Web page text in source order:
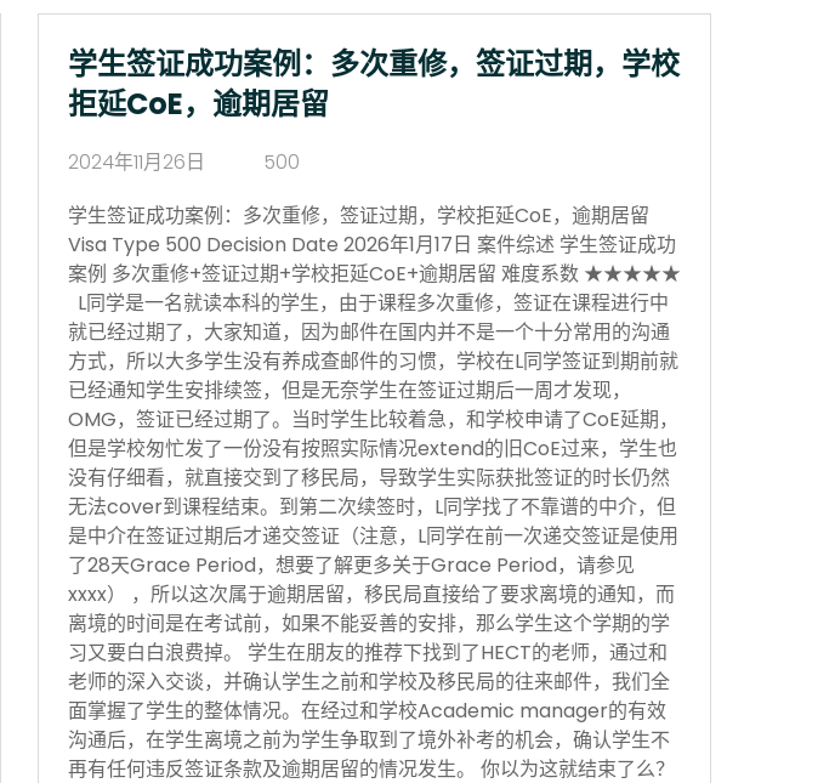
学生签证成功案例：多次重修，签证过期，学校
拒延CoE，逾期居留
2024年11月26日
500
学生签证成功案例：多次重修，签证过期，学校拒延CoE，逾期居留
Visa Type 500 Decision Date 2026年1月17日 案件综述 学生签证成功
案例 多次重修+签证过期+学校拒延CoE+逾期居留 难度系数 ★★★★★
L同学是一名就读本科的学生，由于课程多次重修，签证在课程进行中
就已经过期了，大家知道，因为邮件在国内并不是一个十分常用的沟通
方式，所以大多学生没有养成查邮件的习惯，学校在L同学签证到期前就
已经通知学生安排续签，但是无奈学生在签证过期后一周才发现，
OMG，签证已经过期了。当时学生比较着急，和学校申请了CoE延期，
但是学校匆忙发了一份没有按照实际情况extend的旧CoE过来，学生也
没有仔细看，就直接交到了移民局，导致学生实际获批签证的时长仍然
无法cover到课程结束。到第二次续签时，L同学找了不靠谱的中介，但
是中介在签证过期后才递交签证（注意，L同学在前一次递交签证是使用
了28天Grace Period，想要了解更多关于Grace Period，请参见
xxxx） ，所以这次属于逾期居留，移民局直接给了要求离境的通知，而
离境的时间是在考试前，如果不能妥善的安排，那么学生这个学期的学
习又要白白浪费掉。 学生在朋友的推荐下找到了HECT的老师，通过和
老师的深入交谈，并确认学生之前和学校及移民局的往来邮件，我们全
面掌握了学生的整体情况。在经过和学校Academic manager的有效
沟通后，在学生离境之前为学生争取到了境外补考的机会，确认学生不
再有任何违反签证条款及逾期居留的情况发生。 你以为这就结束了么？